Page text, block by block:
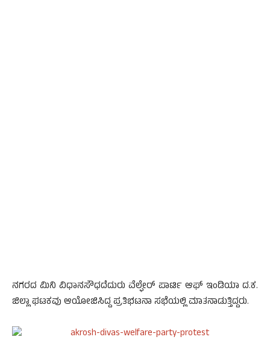
ನಗರದ ಮಿನಿ ವಿಧಾನಸೌಧದೆದುರು ವೆಲ್ಫೇರ್ ಪಾರ್ಟಿ ಆಫ್ ಇಂಡಿಯಾ ದ.ಕ.
ಜಿಲ್ಲಾ ಘಟಕವು ಆಯೋಜಿಸಿದ್ದ ಪ್ರತಿಭಟನಾ ಸಭೆಯಲ್ಲಿ ಮಾತನಾಡುತ್ತಿದ್ದರು.